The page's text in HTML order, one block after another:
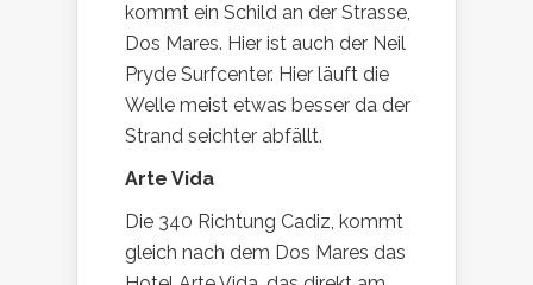
kommt ein Schild an der Strasse,
Dos Mares. Hier ist auch der Neil
Pryde Surfcenter. Hier läuft die
Welle meist etwas besser da der
Strand seichter abfällt.
Arte Vida
Die 340 Richtung Cadiz, kommt
gleich nach dem Dos Mares das